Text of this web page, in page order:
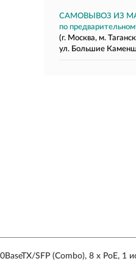
САМОВЫВОЗ ИЗ
по
(г. Москва, м.
ул. Большие
SFP (Combo), 8 x PoE, 1